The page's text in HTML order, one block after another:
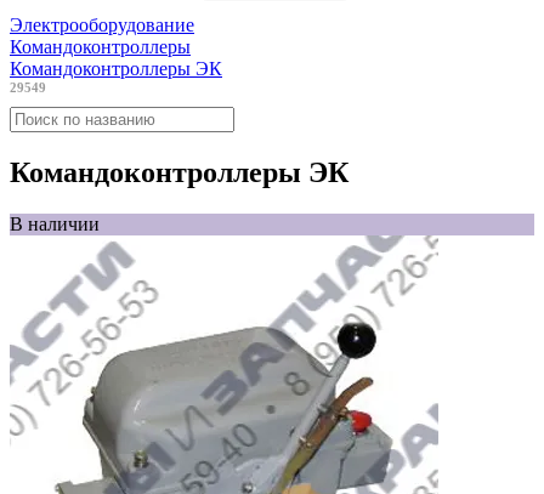
Электрооборудование
Командоконтроллеры
Командоконтроллеры ЭК
29549
Командоконтроллеры ЭК
В наличии